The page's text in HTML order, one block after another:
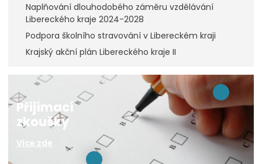
Naplňování dlouhodobého záměru vzdělávání
Libereckého kraje 2024-2028
Podpora školního stravování v Libereckém kraji
Krajský akční plán Libereckého kraje II
Přijímací
zkoušky
Více zde